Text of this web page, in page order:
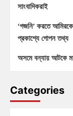
সাংবাদিকরাই
‘গজনি’ করতে
প্রকাশ্যে গোপন তথ্য
অসমে বন্যায় আটকে
Categories